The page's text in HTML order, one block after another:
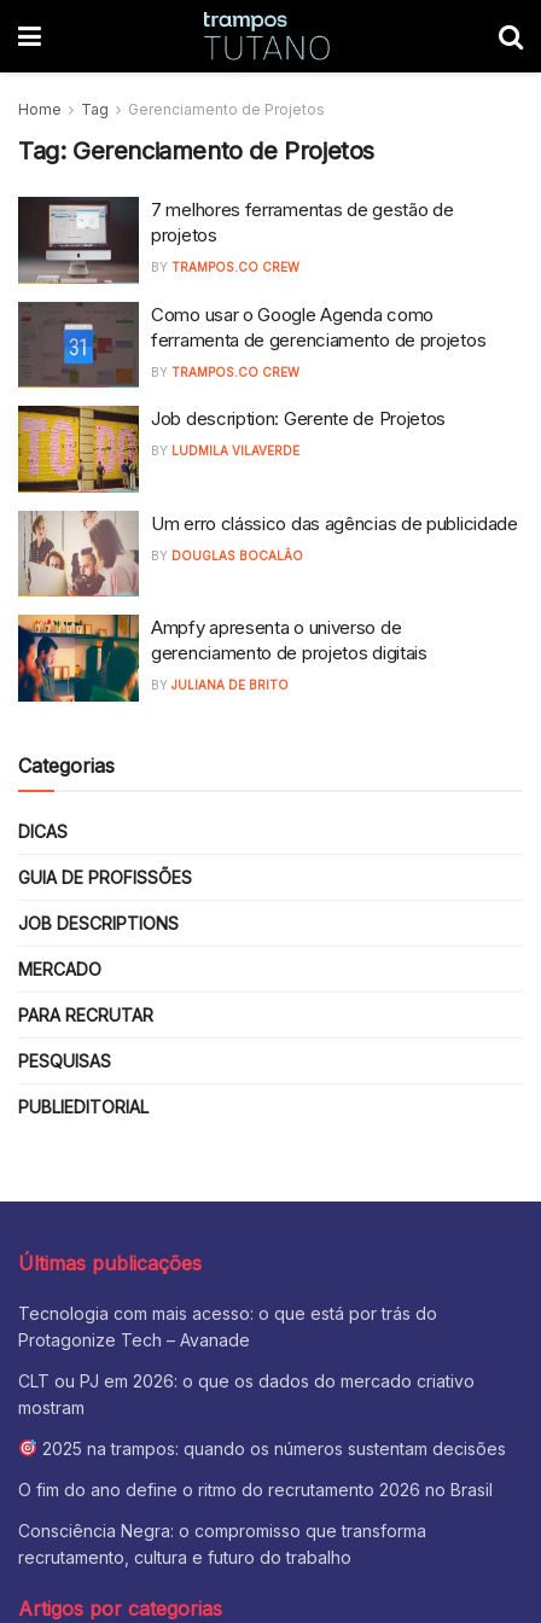
Home Tag Gerenciamento de Projetos
Tag: Gerenciamento de Projetos
7 melhores ferramentas de gestão de
projetos
BY TRAMPOS.CO CREW
Como usar o Google Agenda como
ferramenta de gerenciamento de projetos
BY TRAMPOS.CO CREW
Job description: Gerente de Projetos
BY LUDMILA VILAVERDE
Um erro clássico das agências de publicidade
BY DOUGLAS BOCALÃO
Ampfy apresenta o universo de
gerenciamento de projetos digitais
BY JULIANA DE BRITO
Categorias
DICAS
GUIA DE PROFISSÕES
JOB DESCRIPTIONS
MERCADO
PARA RECRUTAR
PESQUISAS
PUBLIEDITORIAL
Últimas publicações
Tecnologia com mais acesso: o que está por trás do
Protagonize Tech – Avanade
CLT ou PJ em 2026: o que os dados do mercado criativo
mostram
2025 na trampos: quando os números sustentam decisões
O fim do ano define o ritmo do recrutamento 2026 no Brasil
Consciência Negra: o compromisso que transforma
recrutamento, cultura e futuro do trabalho
Artigos por categorias